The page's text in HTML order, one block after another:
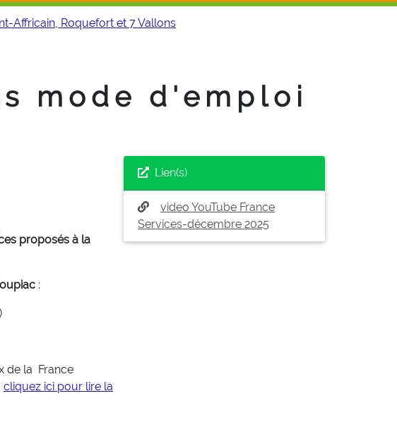
Affricain, Roquefort et 7 Vallons
mode d'emploi
proposés à la
:
de la France
cliquez ici pour lire la
Lien(s)
video YouTube France
Services-décembre 2025